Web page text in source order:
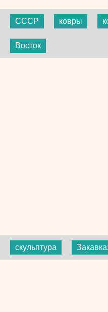
СССР ковры
Восток
скульптура